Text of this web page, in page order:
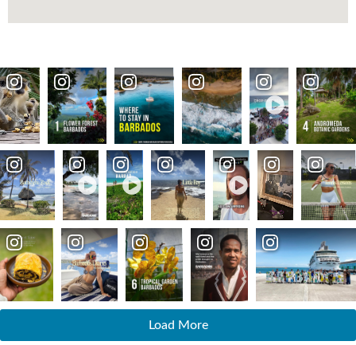
Load More